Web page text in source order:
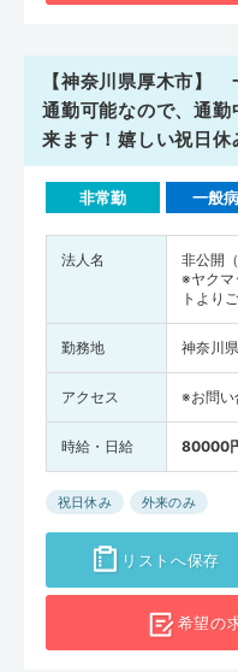
【神奈川県厚木市
通勤可能なので、通
来ます！嬉しい祝日休
非常勤 一般
法人名
非公開
※ヤクマ
トより
勤務地 神奈川
アクセス ※お問い
時給・日給 80000
祝日休み 外来のみ
リストへ保存
希望の